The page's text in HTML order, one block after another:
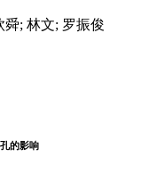
; 林文; 罗振俊
的影响